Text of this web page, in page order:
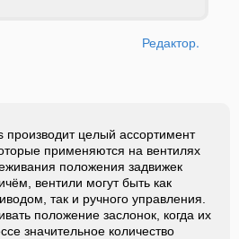
Редактор.
производит целый ассортимент
применяются на вентилях
положения задвижек
вентили могут быть как
так и ручного управления.
положение заслонок, когда их
значительное количество